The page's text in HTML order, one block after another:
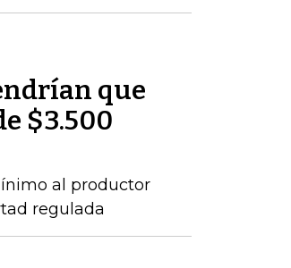
que
$3.500
al productor
regulada